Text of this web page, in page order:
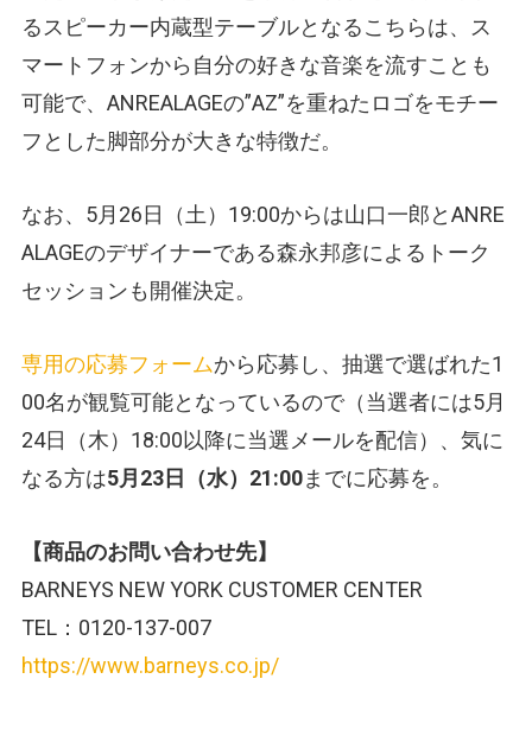
るスピーカー内蔵型テーブルとなるこちらは、ス
マートフォンから自分の好きな音楽を流すことも
可能で、ANREALAGEの”AZ”を重ねたロゴをモチー
フとした脚部分が大きな特徴だ。
なお、5月26日（土）19:00からは山口一郎とANRE
ALAGEのデザイナーである森永邦彦によるトーク
セッションも開催決定。
専用の応募フォームから応募し、抽選で選ばれた1
00名が観覧可能となっているので（当選者には5月
24日（木）18:00以降に当選メールを配信）、気に
なる方は5月23日（水）21:00までに応募を。
【商品のお問い合わせ先】
BARNEYS NEW YORK CUSTOMER CENTER
TEL：0120-137-007
https://www.barneys.co.jp/